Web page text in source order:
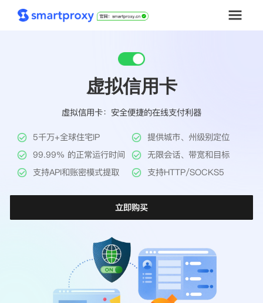
工具
帮助中心
虚拟信用卡
虚拟信用卡：安全便捷的在线支付利器
5千万+全球住宅IP
提供城市、州级别定位
99.99% 的正常运行时间
无限会话、带宽和目标
支持API和账密模式提取
支持HTTP/SOCKS5
立即购买